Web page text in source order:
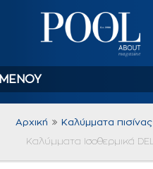
ΜΕΝΟΎ
Αρχική
Kαλύμματα πισίνας
Καλύμματα Ισοθερμικά DEL